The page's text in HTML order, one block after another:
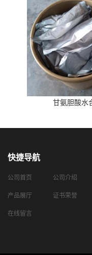
甘氨胆酸水
快捷导航
公司首页 公司介绍
产品展厅 证书荣誉
在线留言